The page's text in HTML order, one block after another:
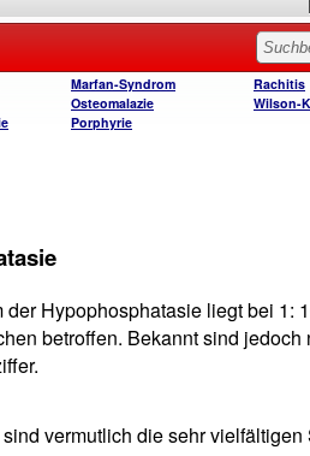
Marfan-Syndrom
Osteomalazie
Porphyrie
Rachitis
Wilson-
Hypophosphatasie liegt bei 1:
betroffen. Bekannt sind
vermutlich die sehr